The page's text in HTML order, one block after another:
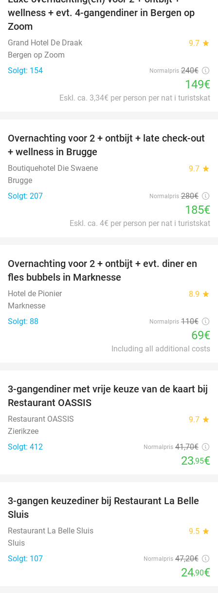
wellness + evt. 4-gangendiner in Bergen op
Zoom
Grand Hotel De Draak 9.7 star
Bergen op Zoom
Solgt: 154
Normalpris 240€
149€
Eskl. ca. 3,34€ per person per nat i turistskat
34%
Overnachting voor 2 + ontbijt + late check-out
+ wellness in Brugge
Boutiquehotel Die Swaene 9.7 star
Brugge
Solgt: 207
Normalpris 280€
185€
Eskl. ca. 4€ per person per nat i turistskat
37%
Overnachting voor 2 + ontbijt + evt. diner en
fles bubbels in Marknesse
Hotel de Pionier 8.9 star
Marknesse
Solgt: 88
Normalpris 110€
69€
Including all additional costs
43%
3-gangendiner met vrije keuze van de kaart bij
Restaurant OASSIS
Restaurant OASSIS 9.7 star
Zierikzee
Solgt: 412
Normalpris 41,70€
23,95€
47%
3-gangen keuzediner bij Restaurant La Belle
Sluis
Restaurant La Belle Sluis 9.5 star
Sluis
Solgt: 107
Normalpris 47,20€
24,90€